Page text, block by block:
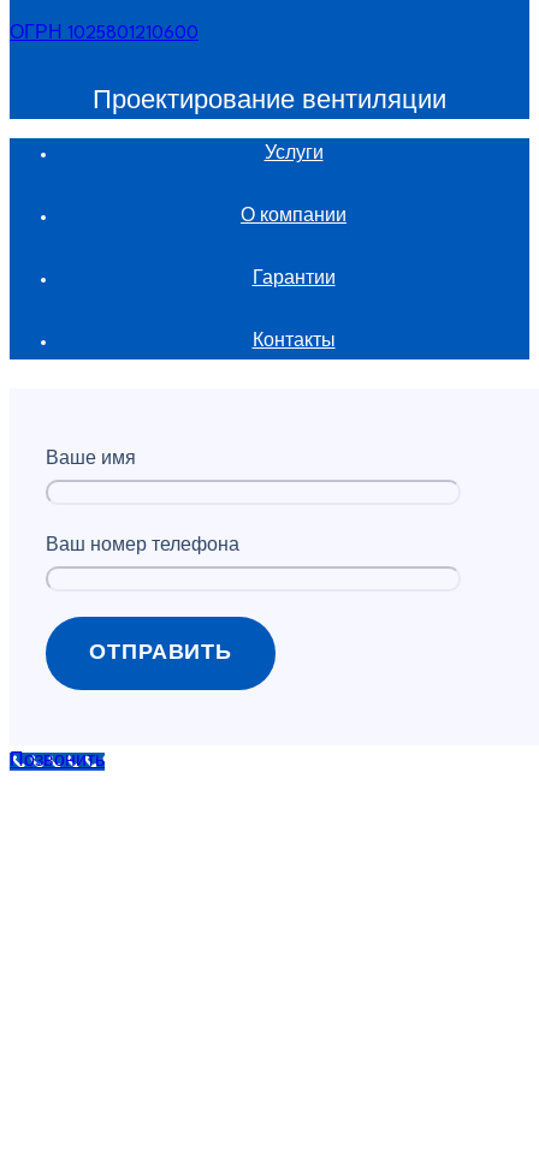
ОГРН 1025801210600
Проектирование вентиляции
Услуги
О компании
Гарантии
Контакты
Ваше имя
Ваш номер телефона
Позвонить